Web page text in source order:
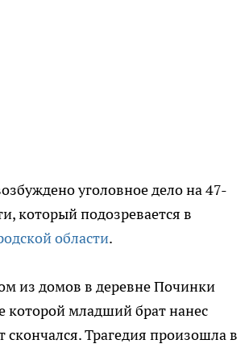
уголовное дело на 47-
который подозревается в
области.
из домов в деревне Починки
которой младший брат нанес
Трагедия произошла в